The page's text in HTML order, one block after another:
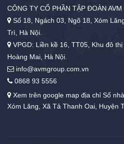
CÔNG TY CỔ PHẦN TẬP ĐOÀN AVM
Số 18, Ngách 03, Ngõ 18, Xóm
Trì, Hà Nội.
VPGD: Liền kề 16, TT05, Khu đô
Hoàng Mai, Hà Nội.
info@avmgroup.com.vn
0868 93 5556
Xem trên google map địa chỉ Số
Xóm Lăng, Xã Tả Thanh Oai, Huyện